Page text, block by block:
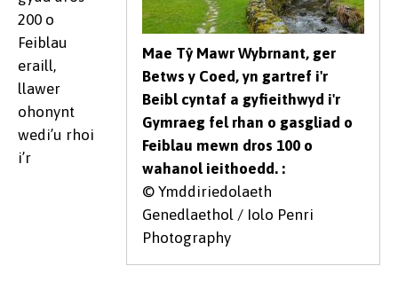
Mae Tŷ Mawr Wybrnant, ger
Betws y Coed, yn gartref i'r
Beibl cyntaf a gyfieithwyd i'r
Gymraeg fel rhan o gasgliad o
Feiblau mewn dros 100 o
wahanol ieithoedd. :
© Ymddiriedolaeth
Genedlaethol / Iolo Penri
Photography
200 o
Feiblau
eraill,
llawer
ohonynt
wedi’u rhoi
i’r